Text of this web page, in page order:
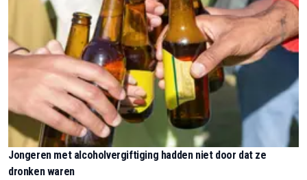
Jongeren met alcoholvergiftiging hadden niet door dat ze
dronken waren